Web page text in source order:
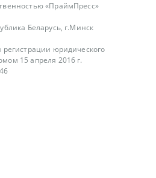
«ПраймПресс»
Беларусь, г.Минск
регистрации юридического
15 апреля 2016 г.